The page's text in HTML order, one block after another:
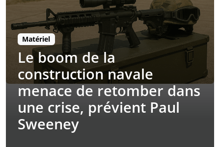
Matériel
Le boom de la
construction navale
menace de retomber dans
une crise, prévient Paul
Sweeney